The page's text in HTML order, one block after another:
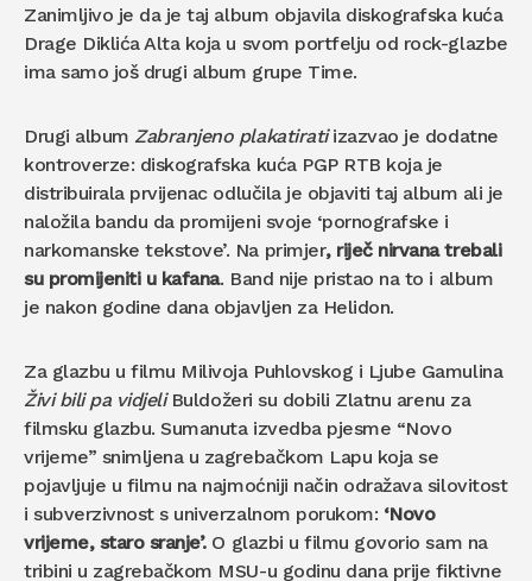
Zanimljivo je da je taj album objavila diskografska kuća
Drage Diklića Alta koja u svom portfelju od rock-glazbe
ima samo još drugi album grupe Time.
Drugi album Zabranjeno plakatiratiizazvao je dodatne
kontroverze: diskografska kuća PGP RTB koja je
distribuirala prvijenac odlučila je objaviti taj album ali je
naložila bandu da promijeni svoje ‘pornografske i
narkomanske tekstove’. Na primjer, riječ nirvana trebali
su promijeniti u kafana. Band nije pristao na to i album
je nakon godine dana objavljen za Helidon.
Za glazbu u filmu Milivoja Puhlovskog i Ljube Gamulina
Živi bili pa vidjeliBuldožeri su dobili Zlatnu arenu za
filmsku glazbu. Sumanuta izvedba pjesme “Novo
vrijeme” snimljena u zagrebačkom Lapu koja se
pojavljuje u filmu na najmoćniji način odražava silovitost
i subverzivnost s univerzalnom porukom: ‘Novo
vrijeme, staro sranje’.O glazbi u filmu govorio sam na
tribini u zagrebačkom MSU-u godinu dana prije fiktivne